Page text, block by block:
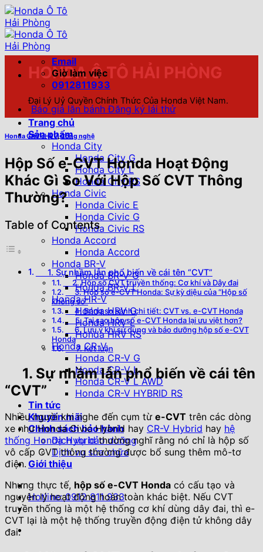
Chuyển
đến
nội
dung
HONDA Ô TÔ HẢI PHÒNG
Đại Lý Uỷ Quyền Chính Thức Của Honda Việt Nam.
Trang chủ
Sản phẩm
Honda City
Honda City G
Honda City L
Honda City RS
Honda Civic
Honda Civic E
Honda Civic G
Honda Civic RS
Honda Accord
Honda Accord
Honda BR-V
Honda BR-V G
Honda BR-V L
Honda HR-V
Honda HRV G
Honda HRV L
Honda HRV RS
Honda CR-V
Honda CR-V G
Honda CR-V L
Honda CR-V L AWD
Honda CR-V HYBRID RS
Tin tức
Khuyến mãi
Chính sách bảo hành
Dịch vụ bảo dưỡng
Dịch vụ sửa chữa
Giới thiệu
Hotline: 0912 811 933
Email
Giờ làm việc
0912811933
Báo giá lăn bánh Đăng ký lái thử
Honda CRV eHEV,Công nghệ
Hộp Số e-CVT Honda Hoạt Động
Khác Gì So Với Hộp Số CVT Thông
Thường?
Table of Contents
1. Sự nhầm lẫn phổ biến về cái tên “CVT”
2. Hộp số CVT truyền thống: Cơ khí và Dây đai
3. Hộp số e-CVT Honda: Sự kỳ diệu của “Hộp số
không số”
4. Bảng so sánh chi tiết: CVT vs. e-CVT Honda
5. Tại sao hộp số e-CVT Honda lại ưu việt hơn?
6. Lưu ý khi sử dụng và bảo dưỡng hộp số e-CVT
Honda
7. Kết luận
1. Sự nhầm lẫn phổ biến về cái tên
“CVT”
Nhiều người khi nghe đến cụm từ e-CVT trên các dòng
xe như Honda Civic Hybrid hay CR-V Hybrid hay hệ
thống Honda Hybridthường nghĩ rằng nó chỉ là hộp số
vô cấp CVT thông thường được bổ sung thêm mô-tơ
điện.
Nhưng thực tế, hộp số e-CVT Honda có cấu tạo và
nguyên lý hoạt động hoàn toàn khác biệt. Nếu CVT
truyền thống là một hệ thống cơ khí dùng dây đai, thì e-
CVT lại là một hệ thống truyền động điện tử không dây
đai.